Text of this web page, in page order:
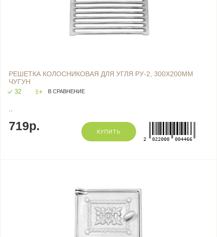
РЕШЕТКА КОЛОСНИКОВАЯ ДЛЯ УГЛЯ РУ-2, 300Х200ММ
ЧУГУН
32 В СРАВНЕНИЕ
..
719р. КУПИТЬ
2 022000 004466